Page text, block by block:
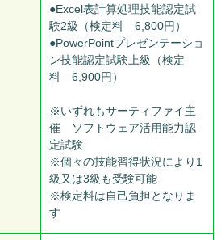
●Excel表計算処理技能認定試
験2級（検定料 6,800円）
●PowerPointプレゼンテーショ
ン技能認定試験上級（検定
料 6,900円）
※いずれもサーティファイ主
催 ソフトウェア活用能力認
定試験
※個々の技能習得状況により1
級又は3級も受験可能
※検定料は自己負担となりま
す